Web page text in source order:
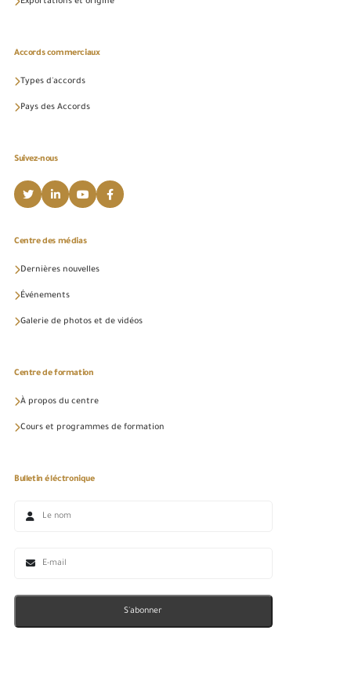
Accords commerciaux
Types d'accords
Pays des Accords
Suivez-nous
Centre des médias
Dernières nouvelles
Événements
Galerie de photos et de vidéos
Centre de formation
À propos du centre
Cours et programmes de formation
Bulletin éléctronique
S'abonner